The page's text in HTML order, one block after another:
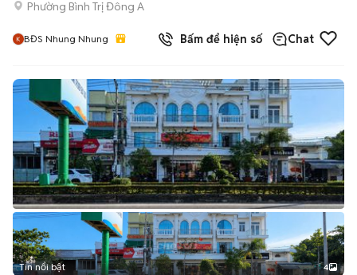
Phường Bình Trị Đông A
BĐS Nhung Nhung Bấm để hiện số Chat
Tin nổi bật 4